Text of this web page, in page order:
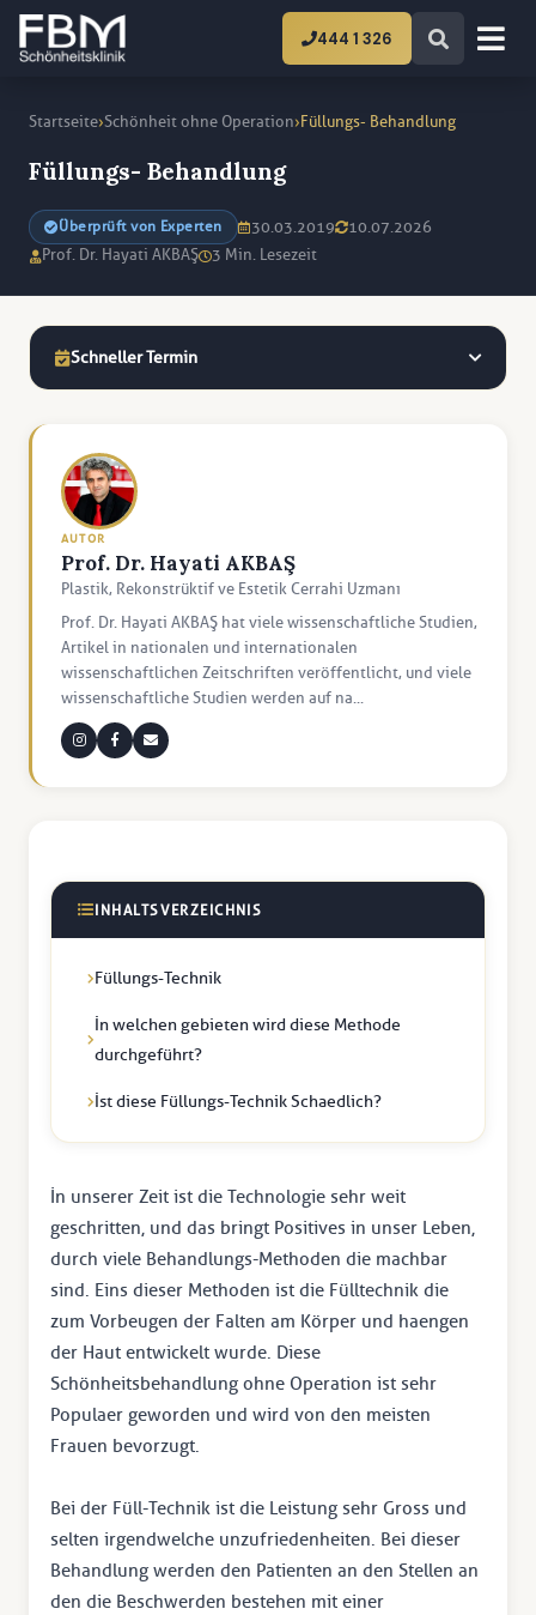
444 1 326
Startseite›Schönheit ohne Operation›Füllungs- Behandlung
Füllungs- Behandlung
Überprüft von Experten 30.03.2019
10.07.2026
Prof. Dr. Hayati AKBAŞ
3 Min. Lesezeit
Schneller Termin
AUTOR
Prof. Dr. Hayati AKBAŞ
Plastik, Rekonstrüktif ve Estetik Cerrahi Uzmanı
Prof. Dr. Hayati AKBAŞ hat viele wissenschaftliche Studien,
Artikel in nationalen und internationalen
wissenschaftlichen Zeitschriften veröffentlicht, und viele
wissenschaftliche Studien werden auf na...
INHALTSVERZEICHNIS
Füllungs-Technik
İn welchen gebieten wird diese Methode
durchgeführt?
İst diese Füllungs-Technik Schaedlich?
İn unserer Zeit ist die Technologie sehr weit
geschritten, und das bringt Positives in unser Leben,
durch viele Behandlungs-Methoden die machbar
sind. Eins dieser Methoden ist die Fülltechnik die
zum Vorbeugen der Falten am Körper und haengen
der Haut entwickelt wurde. Diese
Schönheitsbehandlung ohne Operation ist sehr
Populaer geworden und wird von den meisten
Frauen bevorzugt.
Bei der Füll-Technik ist die Leistung sehr Gross und
selten irgendwelche unzufriedenheiten. Bei dieser
Behandlung werden den Patienten an den Stellen an
den die Beschwerden bestehen mit einer